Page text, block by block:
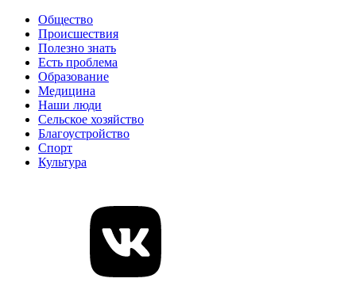
Общество
Происшествия
Полезно знать
Есть проблема
Образование
Медицина
Наши люди
Сельское хозяйство
Благоустройство
Спорт
Культура